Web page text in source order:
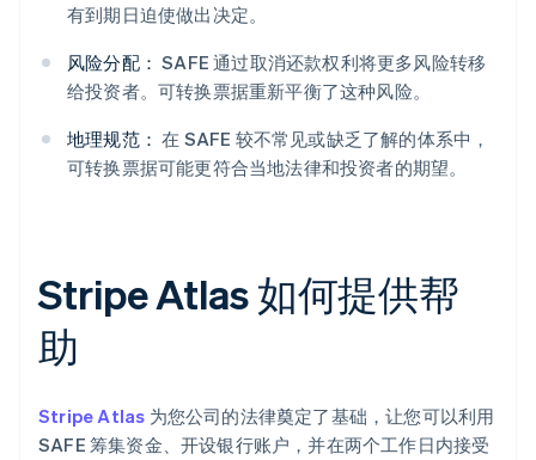
有到期日迫使做出决定。
风险分配： SAFE 通过取消还款权利将更多风险转移
给投资者。可转换票据重新平衡了这种风险。
地理规范： 在 SAFE 较不常见或缺乏了解的体系中，
可转换票据可能更符合当地法律和投资者的期望。
Stripe Atlas 如何提供帮
助
Stripe Atlas 为您公司的法律奠定了基础，让您可以利用
SAFE 筹集资金、开设银行账户，并在两个工作日内接受